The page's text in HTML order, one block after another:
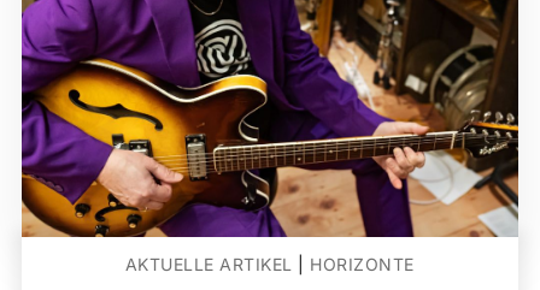
AKTUELLE ARTIKEL HORIZONTE